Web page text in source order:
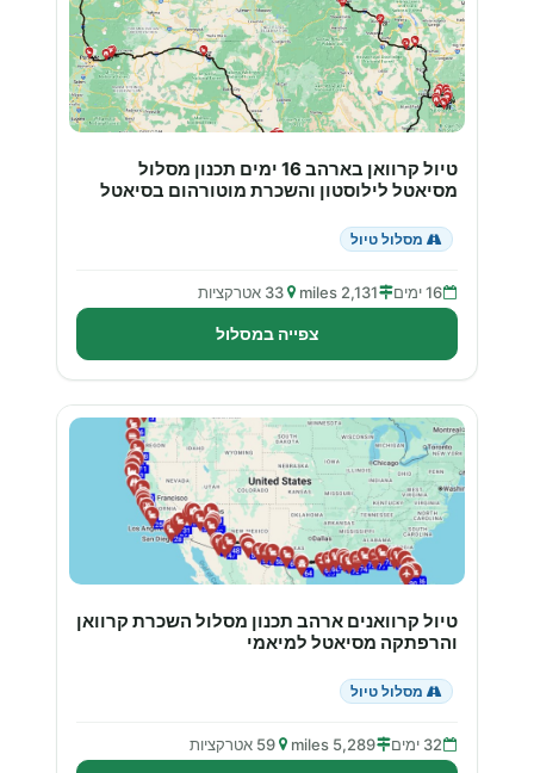
טיול קרוואן בארהב 16 ימים תכנון מסלול
מסיאטל לילוסטון והשכרת מוטורהום בסיאטל
מסלול טיול
16 ימים 2,131 miles 33 אטרקציות
צפייה במסלול
טיול קרוואנים ארהב תכנון מסלול השכרת קרוואן
והרפתקה מסיאטל למיאמי
מסלול טיול
32 ימים 5,289 miles 59 אטרקציות